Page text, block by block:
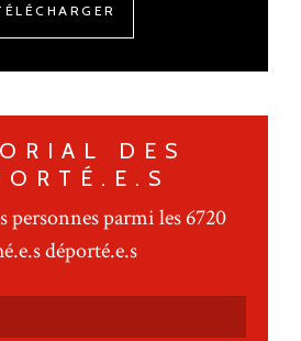
DES
personnes parmi les 6720
déporté.e.s